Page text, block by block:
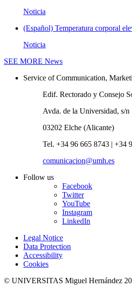
Noticia
(Español) Temperatura corporal
Noticia
SEE MORE News
Service of Communication,
Edif. Rectorado y Consejo
Avda. de la Universidad, s/n
03202 Elche (Alicante)
Tel. +34 96 665 8743 | +34
comunicacion@umh.es
Follow us
Facebook
Twitter
YouTube
Instagram
LinkedIn
Legal Notice
Data Protection
Accessibility
Cookies
© UNIVERSITAS Miguel Hernández